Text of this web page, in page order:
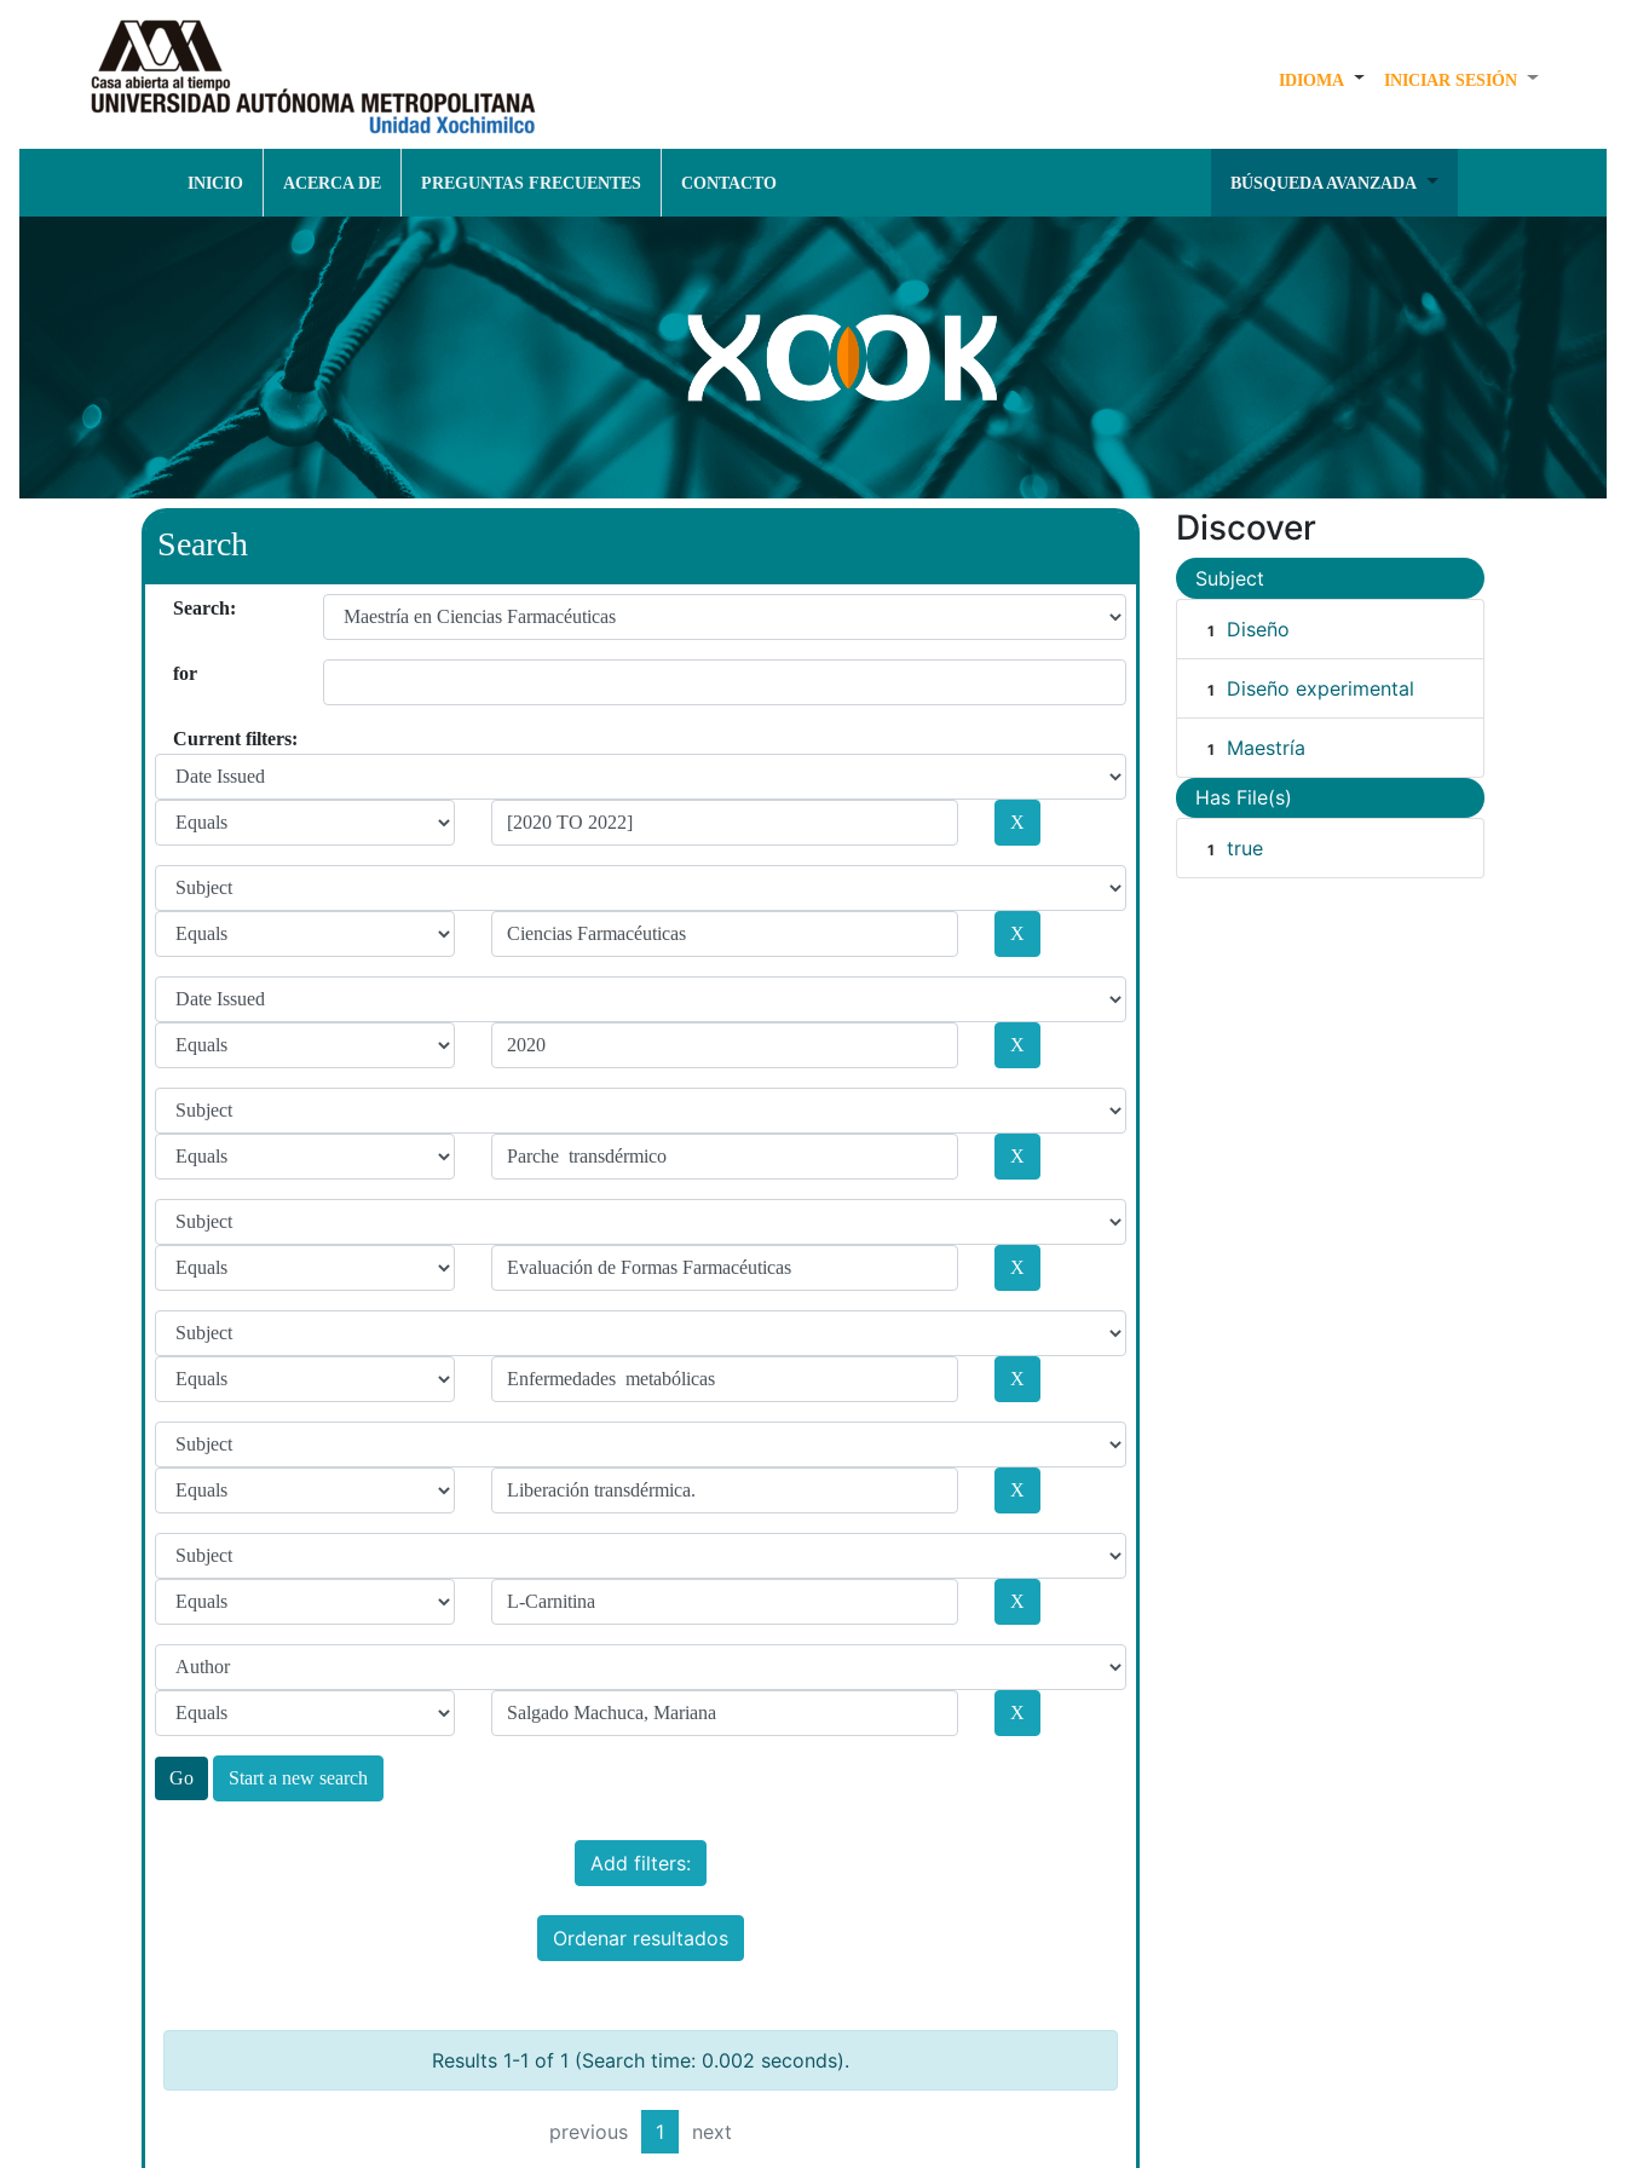
IDIOMA INICIAR SESIÓN
INICIO ACERCA DE PREGUNTAS FRECUENTES CONTACTO BÚSQUEDA AVANZADA
Search
Search:
for
Current filters:
Start a new search
Add filters:
Ordenar resultados
Results 1-1 of 1 (Search time: 0.002 seconds).
previous 1 next
Discover
Subject
1 Diseño
1 Diseño experimental
1 Maestría
Has File(s)
1 true